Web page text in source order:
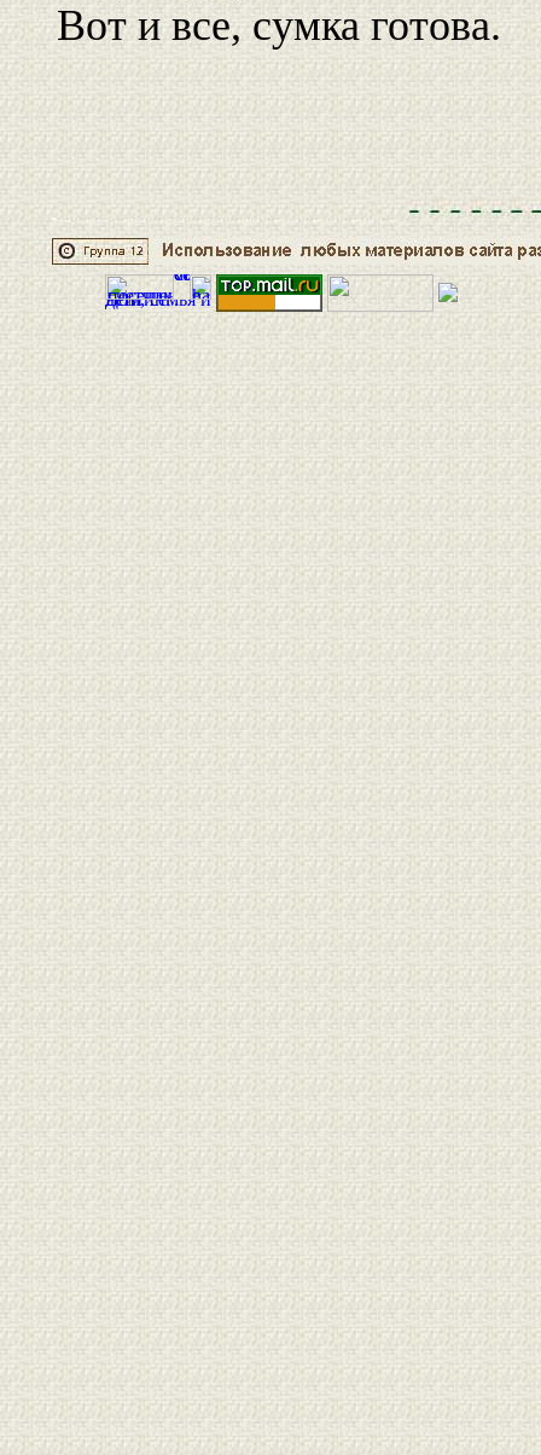
Вот и все, сумка готова.